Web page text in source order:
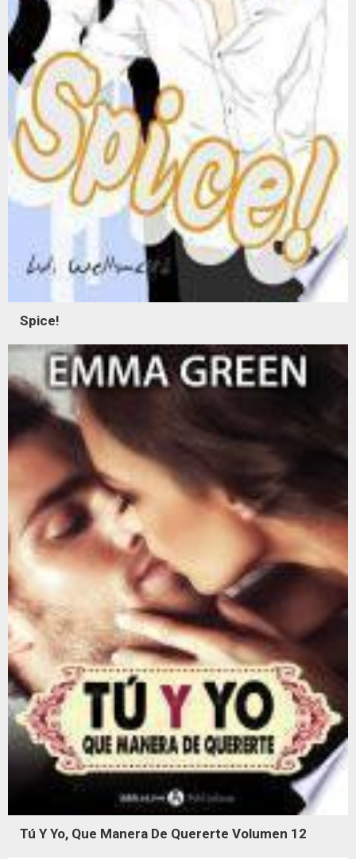
Spice!
Tú Y Yo, Que Manera De Quererte Volumen 12